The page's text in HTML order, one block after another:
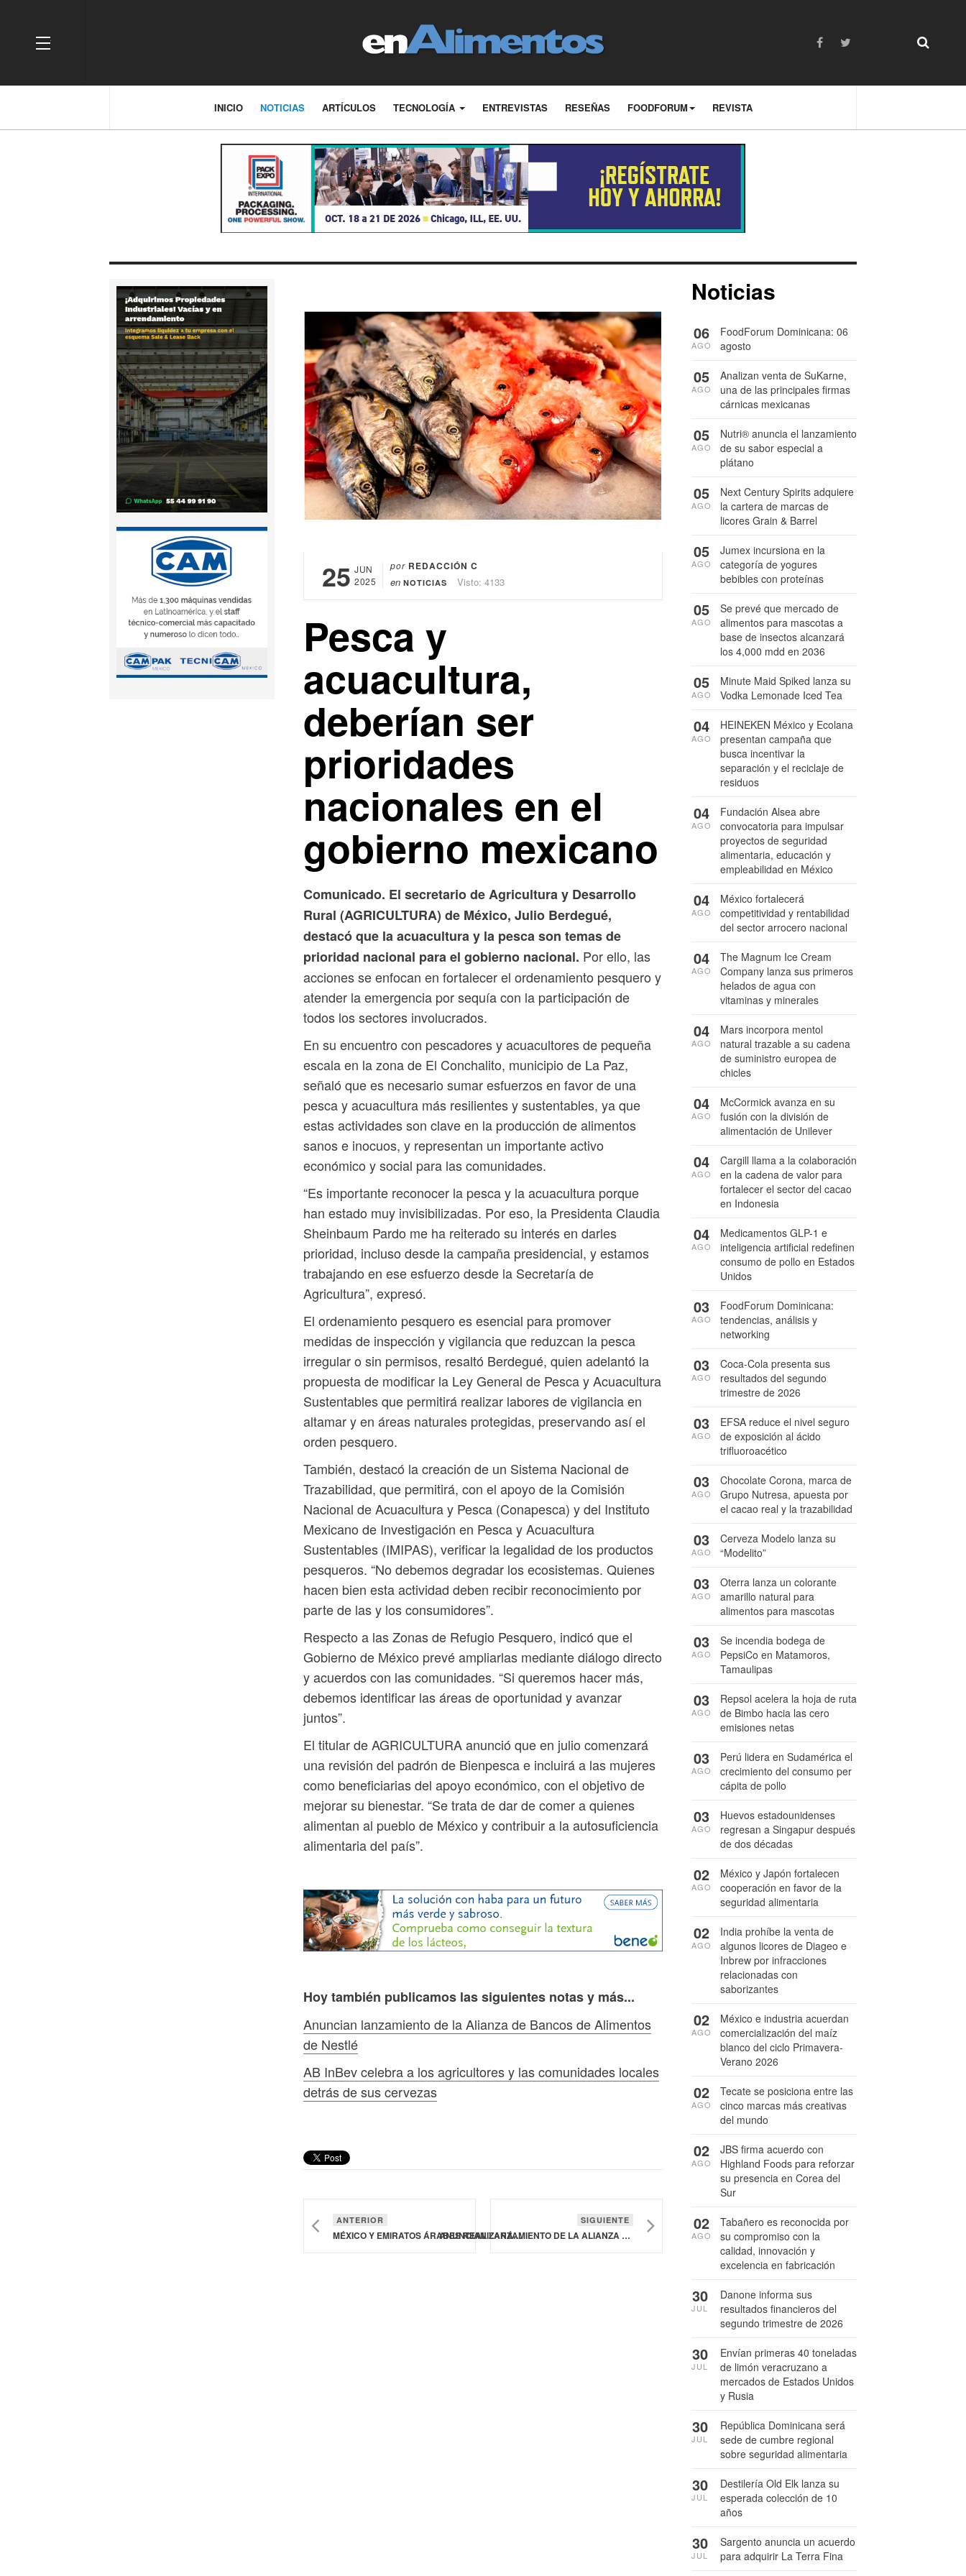
OFF CANVAS
INICIO NOTICIAS ARTÍCULOS TECNOLOGÍA ENTREVISTAS RESEÑAS FOODFORUM REVISTA
25 JUN
2025
por REDACCIÓN C
en NOTICIAS Visto: 4133
Pesca y
acuacultura,
deberían ser
prioridades
nacionales en el
gobierno mexicano
Comunicado. El secretario de Agricultura y Desarrollo
Rural (AGRICULTURA) de México, Julio Berdegué,
destacó que la acuacultura y la pesca son temas de
prioridad nacional para el gobierno nacional. Por ello, las
acciones se enfocan en fortalecer el ordenamiento pesquero y
atender la emergencia por sequía con la participación de
todos los sectores involucrados.
En su encuentro con pescadores y acuacultores de pequeña
escala en la zona de El Conchalito, municipio de La Paz,
señaló que es necesario sumar esfuerzos en favor de una
pesca y acuacultura más resilientes y sustentables, ya que
estas actividades son clave en la producción de alimentos
sanos e inocuos, y representan un importante activo
económico y social para las comunidades.
“Es importante reconocer la pesca y la acuacultura porque
han estado muy invisibilizadas. Por eso, la Presidenta Claudia
Sheinbaum Pardo me ha reiterado su interés en darles
prioridad, incluso desde la campaña presidencial, y estamos
trabajando en ese esfuerzo desde la Secretaría de
Agricultura”, expresó.
El ordenamiento pesquero es esencial para promover
medidas de inspección y vigilancia que reduzcan la pesca
irregular o sin permisos, resaltó Berdegué, quien adelantó la
propuesta de modificar la Ley General de Pesca y Acuacultura
Sustentables que permitirá realizar labores de vigilancia en
altamar y en áreas naturales protegidas, preservando así el
orden pesquero.
También, destacó la creación de un Sistema Nacional de
Trazabilidad, que permitirá, con el apoyo de la Comisión
Nacional de Acuacultura y Pesca (Conapesca) y del Instituto
Mexicano de Investigación en Pesca y Acuacultura
Sustentables (IMIPAS), verificar la legalidad de los productos
pesqueros. “No debemos degradar los ecosistemas. Quienes
hacen bien esta actividad deben recibir reconocimiento por
parte de las y los consumidores”.
Respecto a las Zonas de Refugio Pesquero, indicó que el
Gobierno de México prevé ampliarlas mediante diálogo directo
y acuerdos con las comunidades. “Si queremos hacer más,
debemos identificar las áreas de oportunidad y avanzar
juntos”.
El titular de AGRICULTURA anunció que en julio comenzará
una revisión del padrón de Bienpesca e incluirá a las mujeres
como beneficiarias del apoyo económico, con el objetivo de
mejorar su bienestar. “Se trata de dar de comer a quienes
alimentan al pueblo de México y contribuir a la autosuficiencia
alimentaria del país”.
Hoy también publicamos las siguientes notas y más...
Anuncian lanzamiento de la Alianza de Bancos de Alimentos
de Nestlé
AB InBev celebra a los agricultores y las comunidades locales
detrás de sus cervezas
ANTERIOR
MÉXICO Y EMIRATOS ÁRABES REALIZARÁN 4º FESTIVAL INTERNACIONAL DE LA PALMA DATILERA EN BAJA CALIFORNIA Y SONORA EN NOVIEMBRE
SIGUIENTE
ANUNCIAN LANZAMIENTO DE LA ALIANZA DE BANCOS DE ALIMENTOS DE NESTLÉ
Noticias
FoodForum Dominicana: 06
agosto
06
AGO
Analizan venta de SuKarne,
una de las principales firmas
cárnicas mexicanas
05
AGO
Nutri® anuncia el lanzamiento
de su sabor especial a
plátano
05
AGO
Next Century Spirits adquiere
la cartera de marcas de
licores Grain & Barrel
05
AGO
Jumex incursiona en la
categoría de yogures
bebibles con proteínas
05
AGO
Se prevé que mercado de
alimentos para mascotas a
base de insectos alcanzará
los 4,000 mdd en 2036
05
AGO
Minute Maid Spiked lanza su
Vodka Lemonade Iced Tea
05
AGO
HEINEKEN México y Ecolana
presentan campaña que
busca incentivar la
separación y el reciclaje de
residuos
04
AGO
Fundación Alsea abre
convocatoria para impulsar
proyectos de seguridad
alimentaria, educación y
empleabilidad en México
04
AGO
México fortalecerá
competitividad y rentabilidad
del sector arrocero nacional
04
AGO
The Magnum Ice Cream
Company lanza sus primeros
helados de agua con
vitaminas y minerales
04
AGO
Mars incorpora mentol
natural trazable a su cadena
de suministro europea de
chicles
04
AGO
McCormick avanza en su
fusión con la división de
alimentación de Unilever
04
AGO
Cargill llama a la colaboración
en la cadena de valor para
fortalecer el sector del cacao
en Indonesia
04
AGO
Medicamentos GLP-1 e
inteligencia artificial redefinen
consumo de pollo en Estados
Unidos
04
AGO
FoodForum Dominicana:
tendencias, análisis y
networking
03
AGO
Coca-Cola presenta sus
resultados del segundo
trimestre de 2026
03
AGO
EFSA reduce el nivel seguro
de exposición al ácido
trifluoroacético
03
AGO
Chocolate Corona, marca de
Grupo Nutresa, apuesta por
el cacao real y la trazabilidad
03
AGO
Cerveza Modelo lanza su
“Modelito”
03
AGO
Oterra lanza un colorante
amarillo natural para
alimentos para mascotas
03
AGO
Se incendia bodega de
PepsiCo en Matamoros,
Tamaulipas
03
AGO
Repsol acelera la hoja de ruta
de Bimbo hacia las cero
emisiones netas
03
AGO
Perú lidera en Sudamérica el
crecimiento del consumo per
cápita de pollo
03
AGO
Huevos estadounidenses
regresan a Singapur después
de dos décadas
03
AGO
México y Japón fortalecen
cooperación en favor de la
seguridad alimentaria
02
AGO
India prohíbe la venta de
algunos licores de Diageo e
Inbrew por infracciones
relacionadas con
saborizantes
02
AGO
México e industria acuerdan
comercialización del maíz
blanco del ciclo Primavera-
Verano 2026
02
AGO
Tecate se posiciona entre las
cinco marcas más creativas
del mundo
02
AGO
JBS firma acuerdo con
Highland Foods para reforzar
su presencia en Corea del
Sur
02
AGO
Tabañero es reconocida por
su compromiso con la
calidad, innovación y
excelencia en fabricación
02
AGO
Danone informa sus
resultados financieros del
segundo trimestre de 2026
30
JUL
Envían primeras 40 toneladas
de limón veracruzano a
mercados de Estados Unidos
y Rusia
30
JUL
República Dominicana será
sede de cumbre regional
sobre seguridad alimentaria
30
JUL
Destilería Old Elk lanza su
esperada colección de 10
años
30
JUL
Sargento anuncia un acuerdo
para adquirir La Terra Fina
30
JUL